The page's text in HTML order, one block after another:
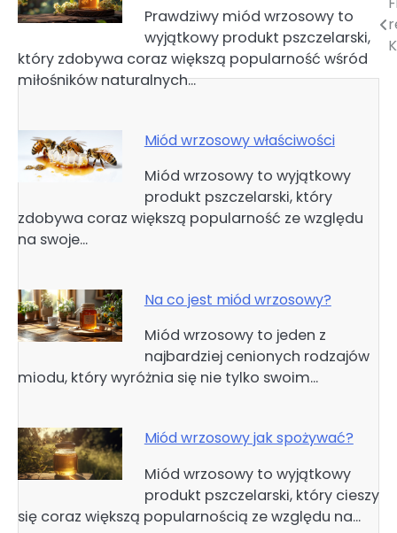
Prawdziwy miód wrzosowy to
wyjątkowy produkt pszczelarski,
który zdobywa coraz większą popularność wśród
miłośników naturalnych…
Miód wrzosowy właściwości
Miód wrzosowy to wyjątkowy
produkt pszczelarski, który
zdobywa coraz większą popularność ze względu
na swoje…
Na co jest miód wrzosowy?
Miód wrzosowy to jeden z
najbardziej cenionych rodzajów
miodu, który wyróżnia się nie tylko swoim…
Miód wrzosowy jak spożywać?
Miód wrzosowy to wyjątkowy
produkt pszczelarski, który cieszy
się coraz większą popularnością ze względu na…
Nawigacja